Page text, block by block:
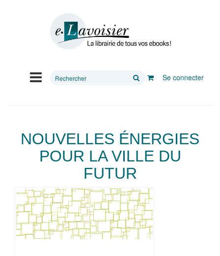
Rechercher
Se connecter
NOUVELLES ÉNERGIES
POUR LA VILLE DU
FUTUR